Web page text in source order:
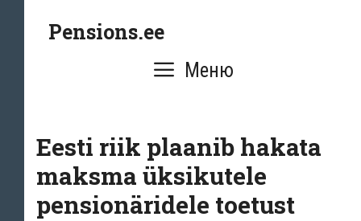
Pensions.ee
Меню
Eesti riik plaanib hakata
maksma üksikutele
pensionäridele toetust